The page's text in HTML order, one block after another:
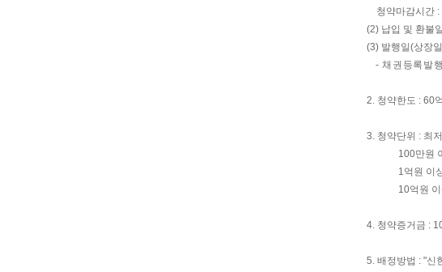
청약마감시간 :
(2) 납입 및 환불
(3) 발행일(상장
- 채권등록발
2. 청약한도 : 60
3. 청약단위 : 최
100만원 이
1억원 이
10억원
4. 청약증거금 :
5. 배정방법 : "신